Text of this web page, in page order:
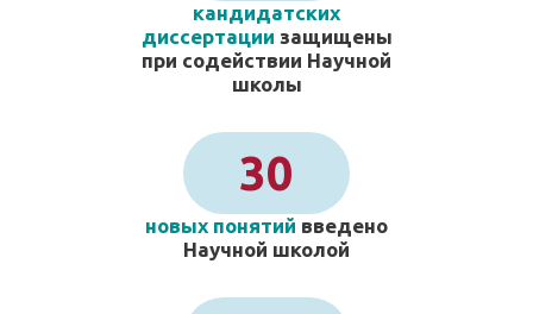
кандидатских
диссертации защищены
при содействии Научной
школы
30
новых понятий введено
Научной школой